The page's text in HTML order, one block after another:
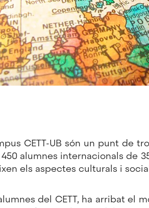
CETT-UB són un punt de
alumnes internacionals de
els aspectes culturals i
del CETT, ha arribat el